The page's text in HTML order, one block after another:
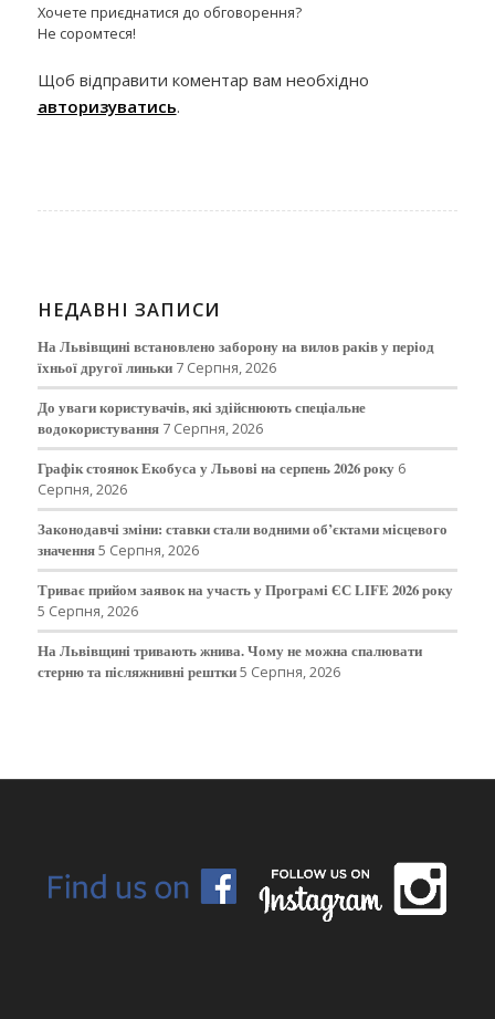
Хочете приєднатися до обговорення?
Не соромтеся!
Щоб відправити коментар вам необхідно
авторизуватись.
НЕДАВНІ ЗАПИСИ
На Львівщині встановлено заборону на вилов раків у період
їхньої другої линьки 7 Серпня, 2026
До уваги користувачів, які здійснюють спеціальне
водокористування 7 Серпня, 2026
Графік стоянок Екобуса у Львові на серпень 2026 року 6
Серпня, 2026
Законодавчі зміни: ставки стали водними об’єктами місцевого
значення5 Серпня, 2026
Триває прийом заявок на участь у Програмі ЄС LIFE 2026 року
5 Серпня, 2026
На Львівщині тривають жнива. Чому не можна спалювати
стерню та післяжнивні рештки5 Серпня, 2026